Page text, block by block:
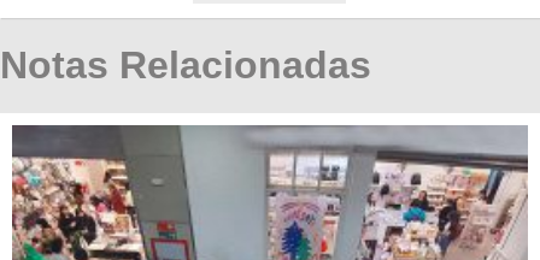
Notas Relacionadas